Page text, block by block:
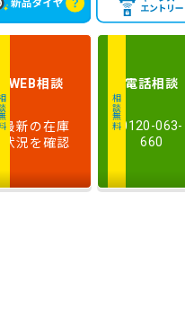
料
WEB相談
最新の在庫
状況を確認
相談無料
電話相談
0120-063-
660